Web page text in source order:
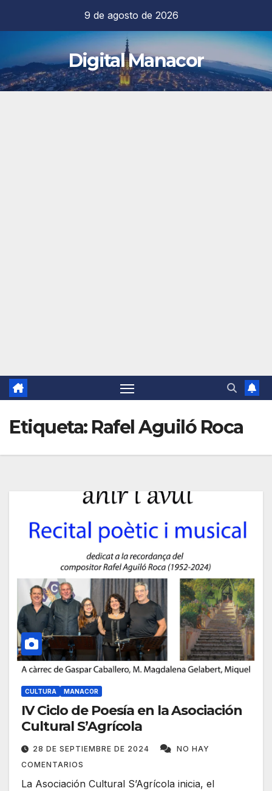
contenido
9 de agosto de 2026
Digital Manacor
Etiqueta: Rafel Aguiló Roca
CULTURA MANACOR
IV Ciclo de Poesía en la Asociación
Cultural S’Agrícola
28 DE SEPTIEMBRE DE 2024
NO HAY
COMENTARIOS
La Asociación Cultural S’Agrícola inicia, el